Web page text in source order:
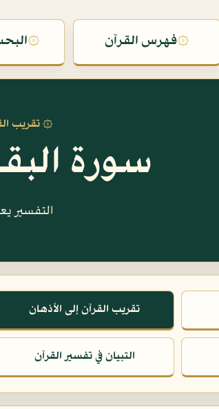
۞فهرس القرآن ۞
۞ تقريب
سورة
التفسير
تقريب القرآن إلى الأذهان
التبيان في تفسير القرآن